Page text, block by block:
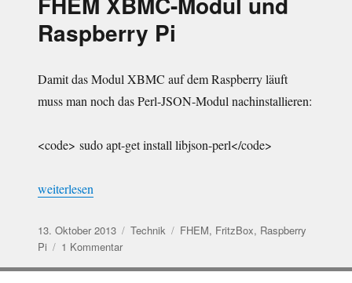
steuern
Raspberry Pi
Damit das Modul XBMC auf dem Raspberry läuft
muss man noch das Perl-JSON-Modul nachinstallieren:
<code> sudo apt-get install libjson-perl</code>
„FHEM XBMC-Modul und Raspberry Pi“
weiterlesen
Veröffentlicht
am
13. Oktober 2013 Kategorien
Technik Schlagwörter
FHEM, FritzBox, Raspberry
Pi
1 Kommentarzu